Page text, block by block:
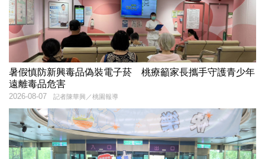
暑假慎防新興毒品偽裝電子菸 桃療籲家長攜手守護青少年
遠離毒品危害
記者陳華興／桃園報導
2026-08-07